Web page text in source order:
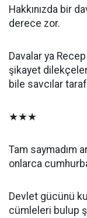
Hakkınızda bir
derece zor.
Davalar ya
şikayet
bile savcılar
★★★
Tam saymadım
onlarca
Devlet gücünü
cümleleri bulup